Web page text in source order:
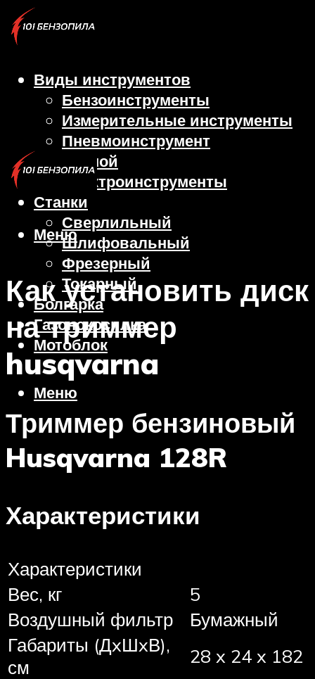
Виды инструментов
Бензоинструменты
Измерительные инструменты
Пневмоинструмент
Ручной
Электроинструменты
Станки
Сверлильный
Шлифовальный
Фрезерный
Токарный
Болгарка
Газонокосилка
Мотоблок
Меню
Меню
Как установить диск
на триммер
husqvarna
Триммер бензиновый
Husqvarna 128R
Характеристики
Характеристики
Вес, кг
5
Воздушный фильтр
Бумажный
Габариты (ДxШxВ),
см
28 x 24 x 182